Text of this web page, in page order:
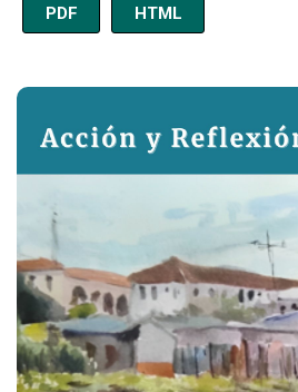
PDF HTML
Imagen de portada